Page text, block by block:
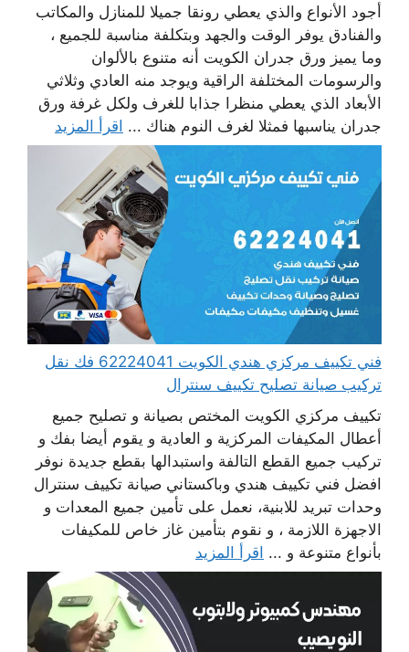
أجود الأنواع والذي يعطي رونقا جميلا للمنازل والمكاتب
والفنادق يوفر الوقت والجهد وبتكلفة مناسبة للجميع ،
وما يميز ورق جدران الكويت أنه متنوع بالألوان
والرسومات المختلفة الراقية ويوجد منه العادي وثلاثي
الأبعاد الذي يعطي منظرا جذابا للغرف ولكل غرفة ورق
جدران يناسبها فمثلا لغرف النوم هناك ... اقرأ المزيد
فني تكييف مركزي هندي الكويت 62224041 فك نقل
تركيب صيانة تصليح تكييف سنترال
تكييف مركزي الكويت المختص بصيانة و تصليح جميع
أعطال المكيفات المركزية و العادية و يقوم أيضا بفك و
تركيب جميع القطع التالفة واستبدالها بقطع جديدة نوفر
افضل فني تكييف هندي وباكستاني صيانة تكييف سنترال
وحدات تبريد للابنية، نعمل على تأمين جميع المعدات و
الاجهزة اللازمة ، و نقوم بتأمين غاز خاص للمكيفات
بأنواع متنوعة و ... اقرأ المزيد